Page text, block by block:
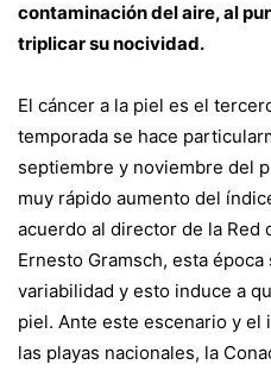
contaminación del aire, al
triplicar su nocividad.
El cáncer a la piel es el
temporada se hace
septiembre y noviembre del
muy rápido aumento del
acuerdo al director de la Red
Ernesto Gramsch, esta
variabilidad y esto induce a
piel. Ante este escenario y el
las playas nacionales, la